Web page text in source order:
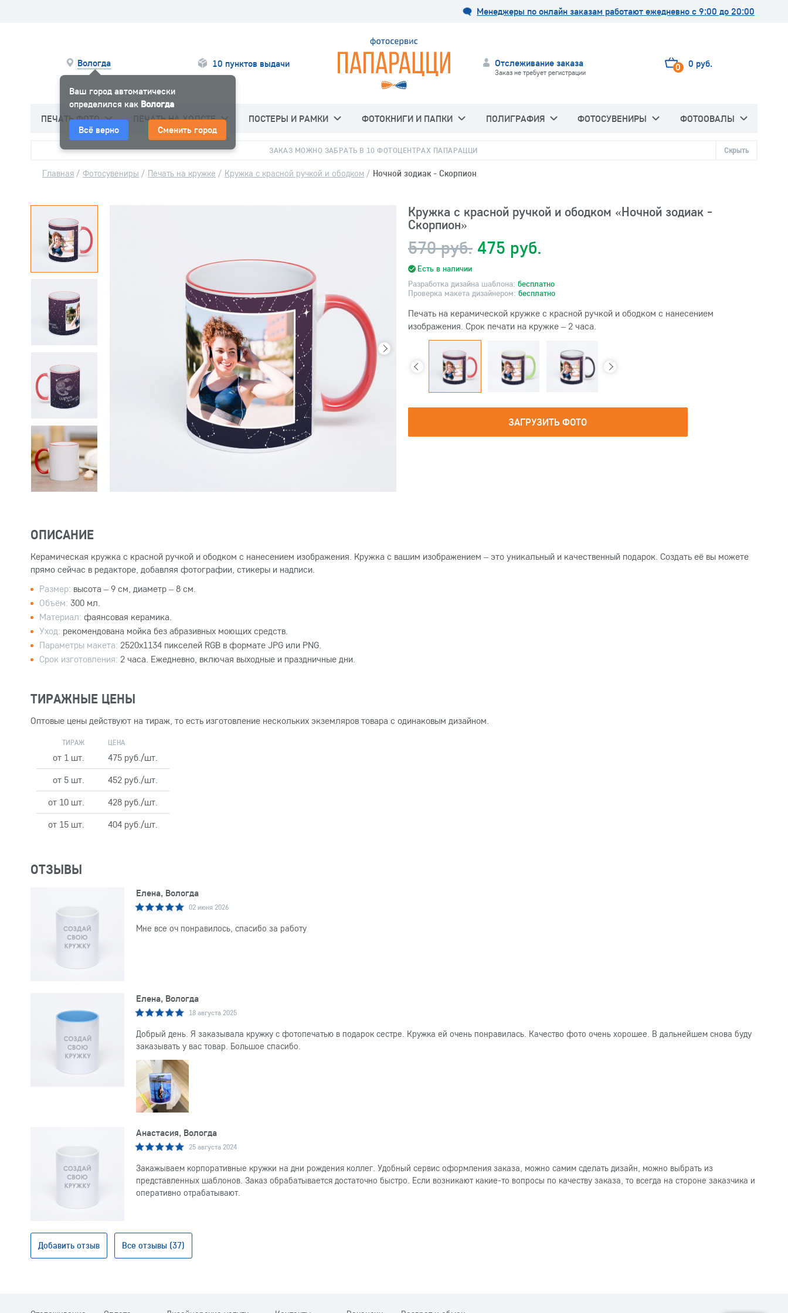
Менеджеры по онлайн заказам работают ежедневно с 9:00 до 20:00
Вологда
Ваш город автоматически
определился как Вологда
Всё верно Сменить город
10 пунктов выдачи Отслеживание заказа
Заказ не требует регистрации 0 0 руб.
ПЕЧАТЬ ФОТО ПЕЧАТЬ НА ХОЛСТЕ ПОСТЕРЫ И РАМКИ ФОТОКНИГИ И ПАПКИ ПОЛИГРАФИЯ ФОТОСУВЕНИРЫ ФОТООВАЛЫ
ЗАКАЗ МОЖНО ЗАБРАТЬ В 10 ФОТОЦЕНТРАХ ПАПАРАЦЦИ Скрыть
Главная / Фотосувениры / Печать на кружке / Кружка с красной ручкой и ободком / Ночной зодиак - Скорпион
Кружка с красной ручкой и ободком «Ночной зодиак -
Скорпион»
570 руб. 475 руб.
Есть в наличии
Разработка дизайна шаблона: бесплатно
Проверка макета дизайнером: бесплатно
Печать на керамической кружке с красной ручкой и ободком с нанесением
изображения. Срок печати на кружке – 2 часа.
ЗАГРУЗИТЬ ФОТО
ОПИСАНИЕ
Керамическая кружка с красной ручкой и ободком с нанесением изображения. Кружка с вашим изображением – это уникальный и качественный подарок. Создать её вы можете
прямо сейчас в редакторе, добавляя фотографии, стикеры и надписи.
Размер: высота – 9 см, диаметр – 8 см.
Объём: 300 мл.
Материал: фаянсовая керамика.
Уход: рекомендована мойка без абразивных моющих средств.
Параметры макета: 2520x1134 пикселей RGB в формате JPG или PNG.
Срок изготовления: 2 часа. Ежедневно, включая выходные и праздничные дни.
ТИРАЖНЫЕ ЦЕНЫ
Оптовые цены действуют на тираж, то есть изготовление нескольких экземляров товара с одинаковым дизайном.
ТИРАЖ ЦЕНА
от 1 шт.
475 руб./шт.
от 5 шт.
452 руб./шт.
от 10 шт.
428 руб./шт.
от 15 шт.
404 руб./шт.
ОТЗЫВЫ
Елена, Вологда
02 июня 2026
Мне все оч понравилось, спасибо за работу
Елена, Вологда
18 августа 2025
Добрый день. Я заказывала кружку с фотопечатью в подарок сестре. Кружка ей очень понравилась. Качество фото очень хорошее. В дальнейшем снова буду
заказывать у вас товар. Большое спасибо.
Анастасия, Вологда
25 августа 2024
Закажываем корпоративные кружки на дни рождения коллег. Удобный сервис оформления заказа, можно самим сделать дизайн, можно выбрать из
представленных шаблонов. Заказ обрабатывается достаточно быстро. Если возникают какие-то вопросы по качеству заказа, то всегда на стороне заказчика и
оперативно отрабатывают.
Добавить отзыв Все отзывы (37)